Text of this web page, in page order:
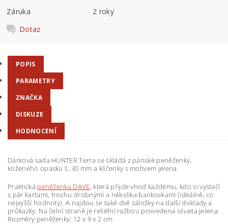
Záruka
2 roky
Dotaz
POPIS
PARAMETRY
ZNAČKA
DISKUZE
HODNOCENÍ
Dárková sada HUNTER Terra se skládá z pánské peněženky,
koženého opasku š. 30 mm a klíčenky s motivem jelena.
Praktická peněženka DAVE, která přijde vhod každému, kdo si vystačí
s pár kartami, trochu drobnými a několika bankovkami (ideálně, co
nejvyšší hodnoty). A najdou se také dvě záložky na další doklady a
průkazky. Na čelní straně je reliéfní ražbou provedena silueta jelena.
Rozměry peněženky: 12 x 9 x 2 cm.